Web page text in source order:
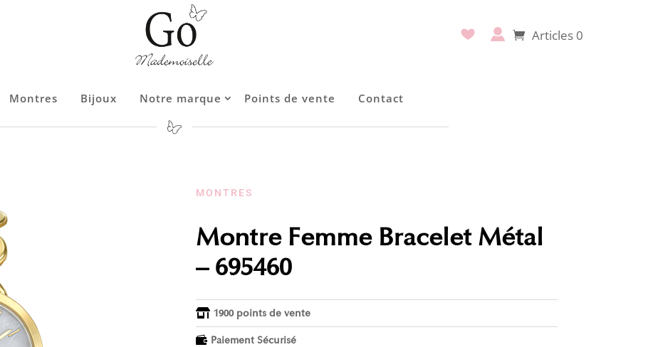
Articles 0
Montres Bijoux Notre marque Points de vente
Contact
MONTRES
Montre Femme Bracelet Métal
– 695460
 1900 points de vente
 Paiement Sécurisé